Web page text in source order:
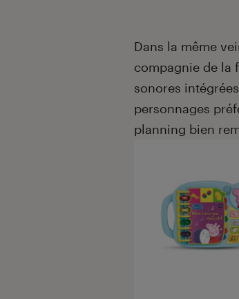
Dans la même
compagnie de la
sonores
personnages
planning bien